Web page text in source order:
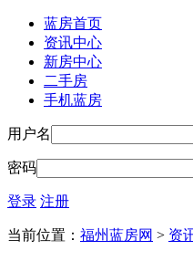
蓝房首页
资讯中心
新房中心
二手房
手机蓝房
用户名
密码
登录 注册
当前位置： 福州蓝房网 > 资